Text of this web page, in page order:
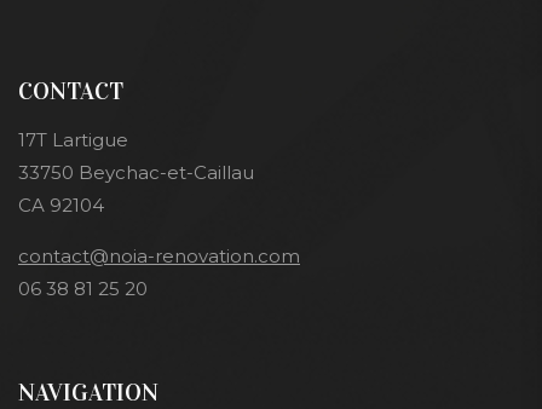
CONTACT
17T Lartigue
33750 Beychac-et-Caillau
CA 92104
contact@noia-renovation.com
06 38 81 25 20
NAVIGATION